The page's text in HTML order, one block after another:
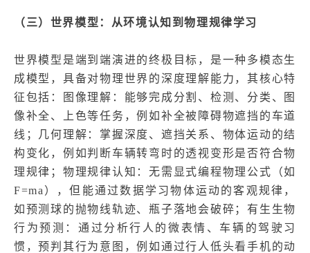
（三）世界模型：从环境认知到物理规律学习
世界模型是端到端演进的终极目标，是一种多模态生
成模型，具备对物理世界的深度理解能力，其核心特
征包括：图像理解：能够完成分割、检测、分类、图
像补全、上色等任务，例如补全被障碍物遮挡的车道
线；几何理解：掌握深度、遮挡关系、物体运动的结
构变化，例如判断车辆转弯时的透视变形是否符合物
理规律；物理规律认知：无需显式编程物理公式（如
F=ma），但能通过数据学习物体运动的客观规律，
如预测球的抛物线轨迹、瓶子落地会破碎；有生生物
行为预测：通过分析行人的微表情、车辆的驾驶习
惯，预判其行为意图，例如通过行人低头看手机的动